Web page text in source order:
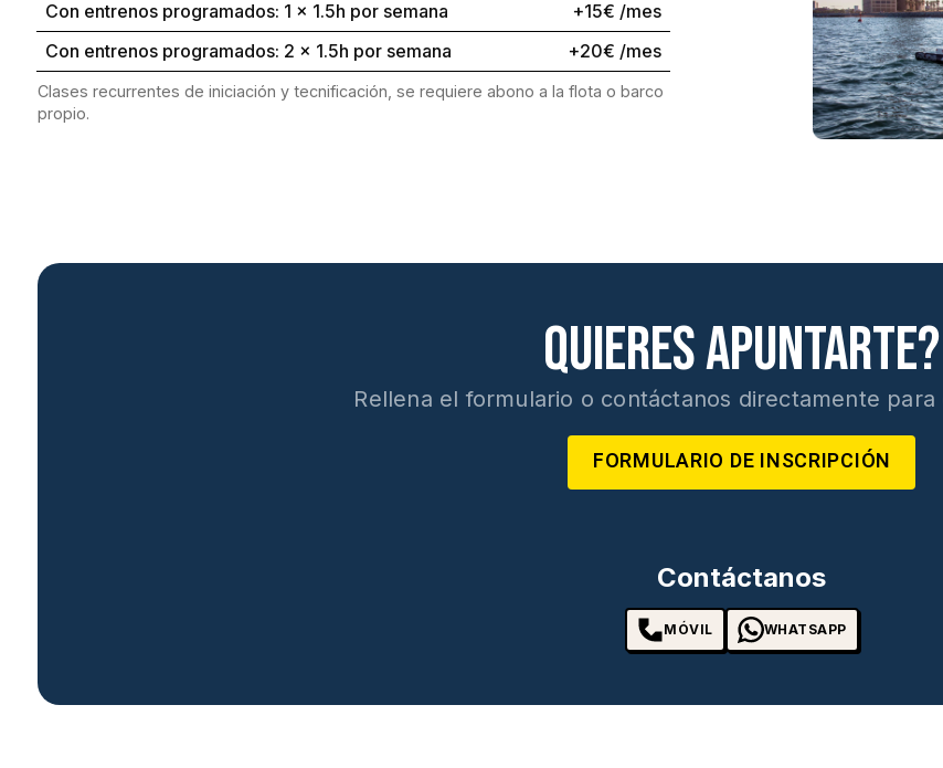
Con entrenos programados: 1 x 1.5h por semana
+15€ /mes
Con entrenos programados: 2 x 1.5h por semana
+20€ /mes
Clases recurrentes de iniciación y tecnificación, se requiere abono a la flota o barco
propio.
Quieres apuntarte?
Rellena el formulario o contáctanos directamente
FORMULARIO DE INSCRIPCIÓN
Contáctanos
MÓVIL WHATSAPP